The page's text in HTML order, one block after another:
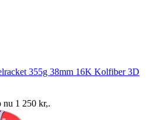
355g 38mm 16K Kolfiber 3D
nu 1 250 kr,.